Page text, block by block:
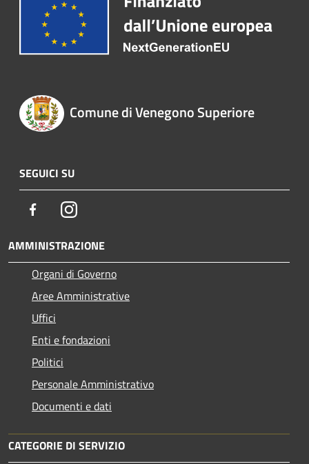
Comune di Venegono Superiore
SEGUICI SU
FacebookInstagram
AMMINISTRAZIONE
Organi di Governo
Aree Amministrative
Uffici
Enti e fondazioni
Politici
Personale Amministrativo
Documenti e dati
CATEGORIE DI SERVIZIO